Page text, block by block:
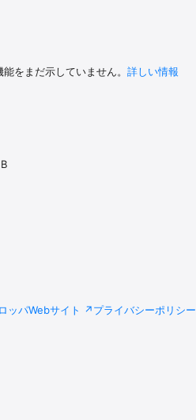
い合わせください
ja/requests/new
をお願いいたします
をまだ示していません。 詳しい情報
ッパWebサイト プライバシーポリシー